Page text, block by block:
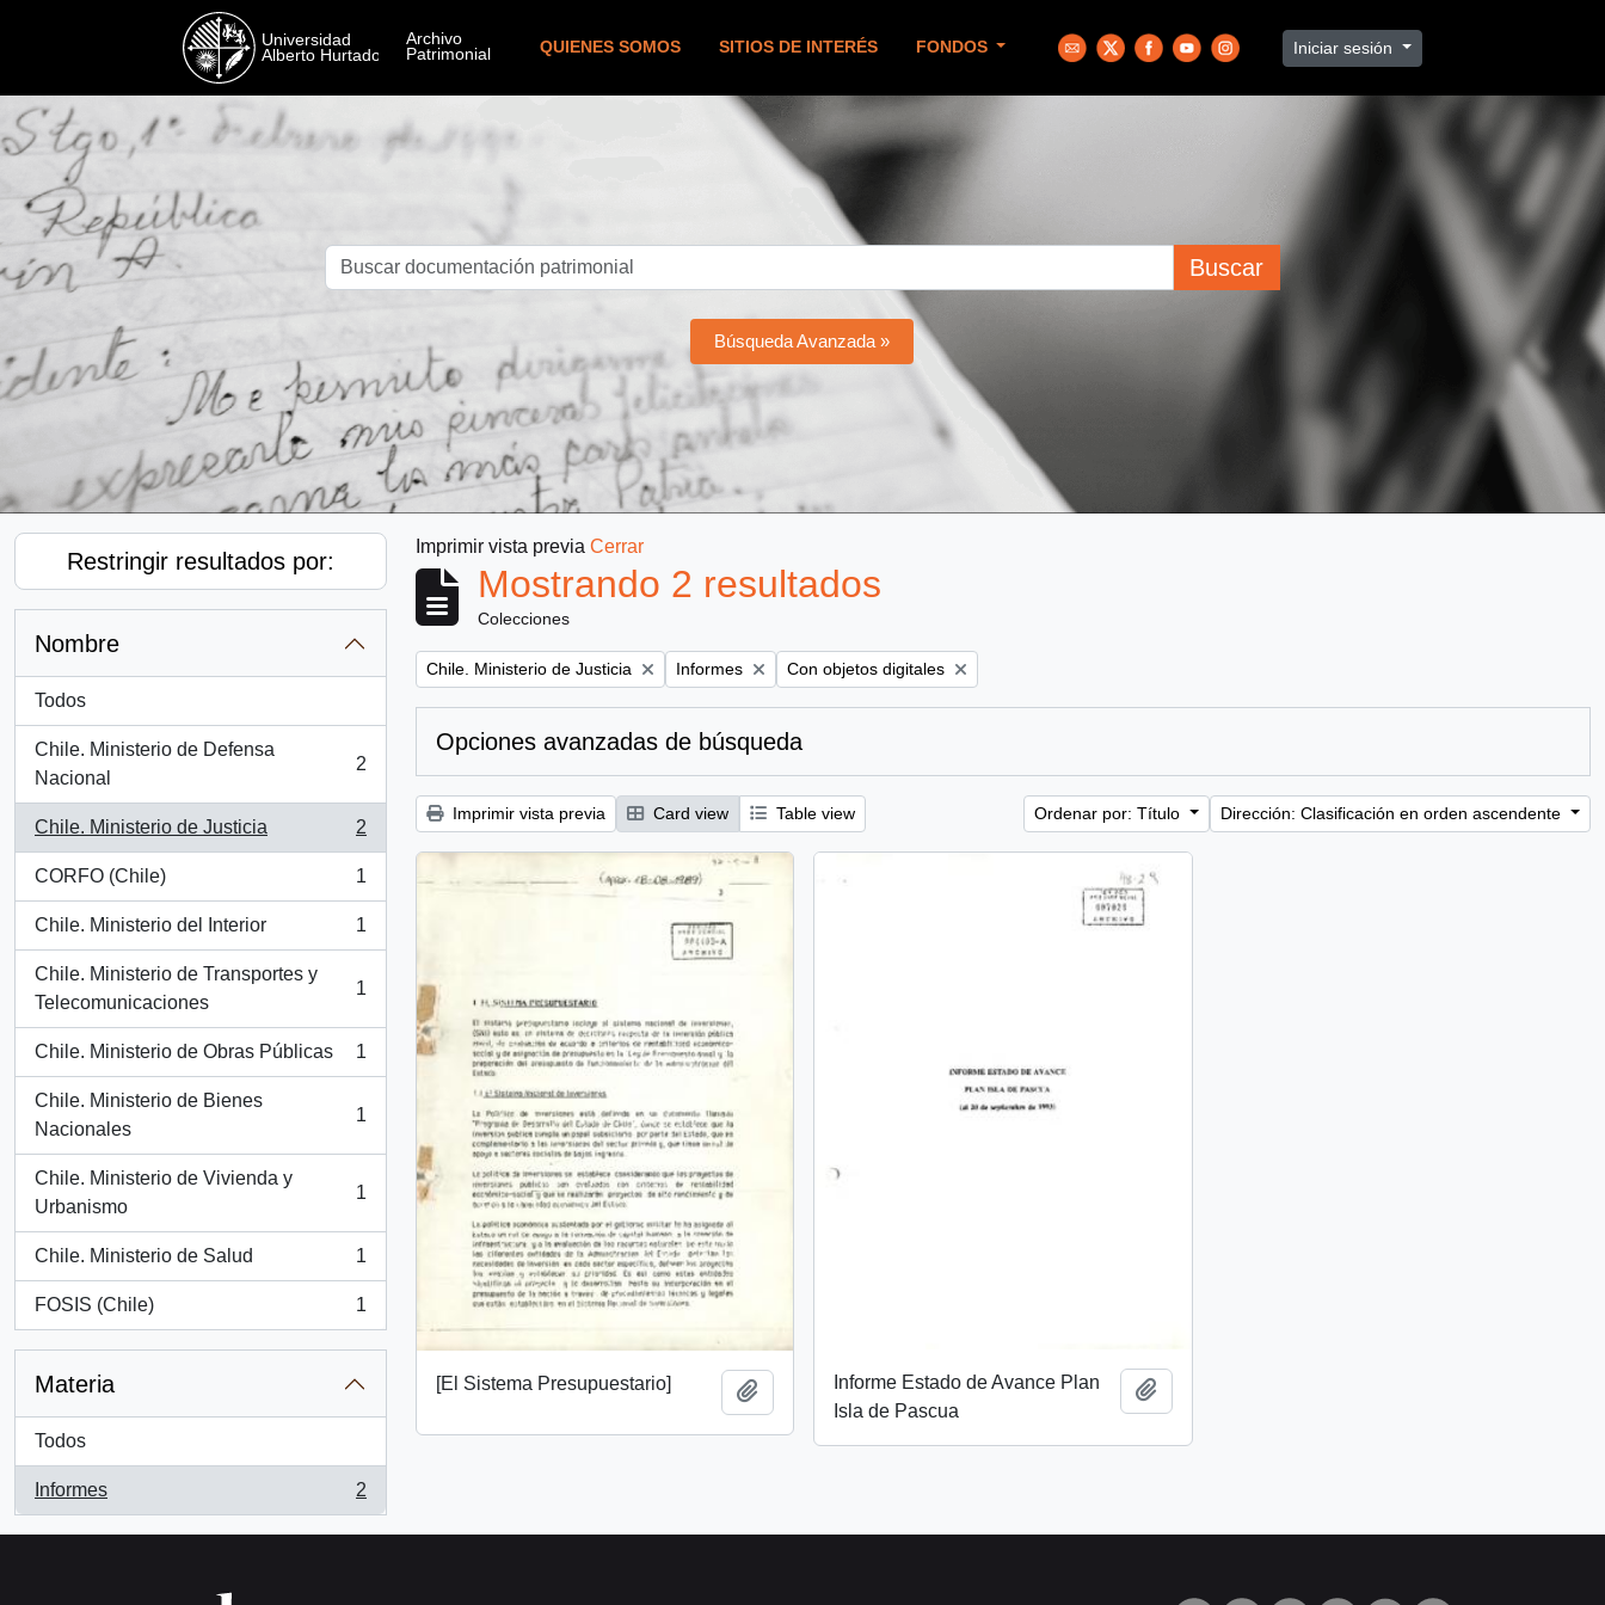
QUIENES SOMOS SITIOS DE INTERÉS FONDOS Iniciar sesión
Buscar
Búsqueda Avanzada »
Restringir resultados por:
Nombre
Todos
Chile. Ministerio de Defensa
Nacional
, 2 resultados
2
Chile. Ministerio de Justicia
, 2 resultados
2
CORFO (Chile)
, 1 resultados
1
Chile. Ministerio del Interior
, 1 resultados
1
Chile. Ministerio de Transportes y
Telecomunicaciones
, 1 resultados
1
Chile. Ministerio de Obras Públicas
, 1 resultados
1
Chile. Ministerio de Bienes
Nacionales
, 1 resultados
1
Chile. Ministerio de Vivienda y
Urbanismo
, 1 resultados
1
Chile. Ministerio de Salud
, 1 resultados
1
FOSIS (Chile)
, 1 resultados
1
Materia
Todos
Informes
, 2 resultados
2
Imprimir vista previa Cerrar
Mostrando 2 resultados
Colecciones
Remove filter:
Chile. Ministerio de Justicia Remove filter:
Informes Remove filter:
Con objetos digitales
Opciones avanzadas de búsqueda
Imprimir vista previa Card view Table view Ordenar por: Título Dirección: Clasificación en orden ascendente
[El Sistema Presupuestario] Añadir al portapapeles
Informe Estado de Avance Plan
Isla de Pascua
Añadir al portapapeles